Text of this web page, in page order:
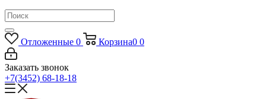
Отложенные 0 Корзина0 0
Заказать звонок
+7(3452) 68-18-18